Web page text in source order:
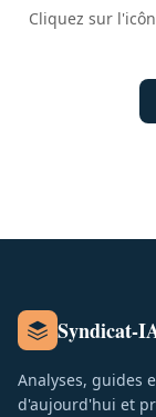
Cliquez sur
Syndicat-
Analyses, guides
d'aujourd'hui et